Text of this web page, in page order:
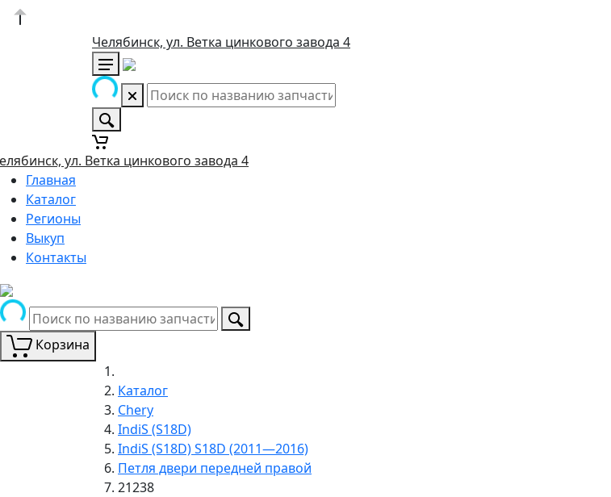
Челябинск, ул. Ветка цинкового завода 4
ул. Ветка цинкового завода 4
Главная
Каталог
Регионы
Выкуп
Контакты
Корзина
Каталог
Chery
IndiS (S18D)
IndiS (S18D) S18D (2011—2016)
Петля двери передней правой
21238